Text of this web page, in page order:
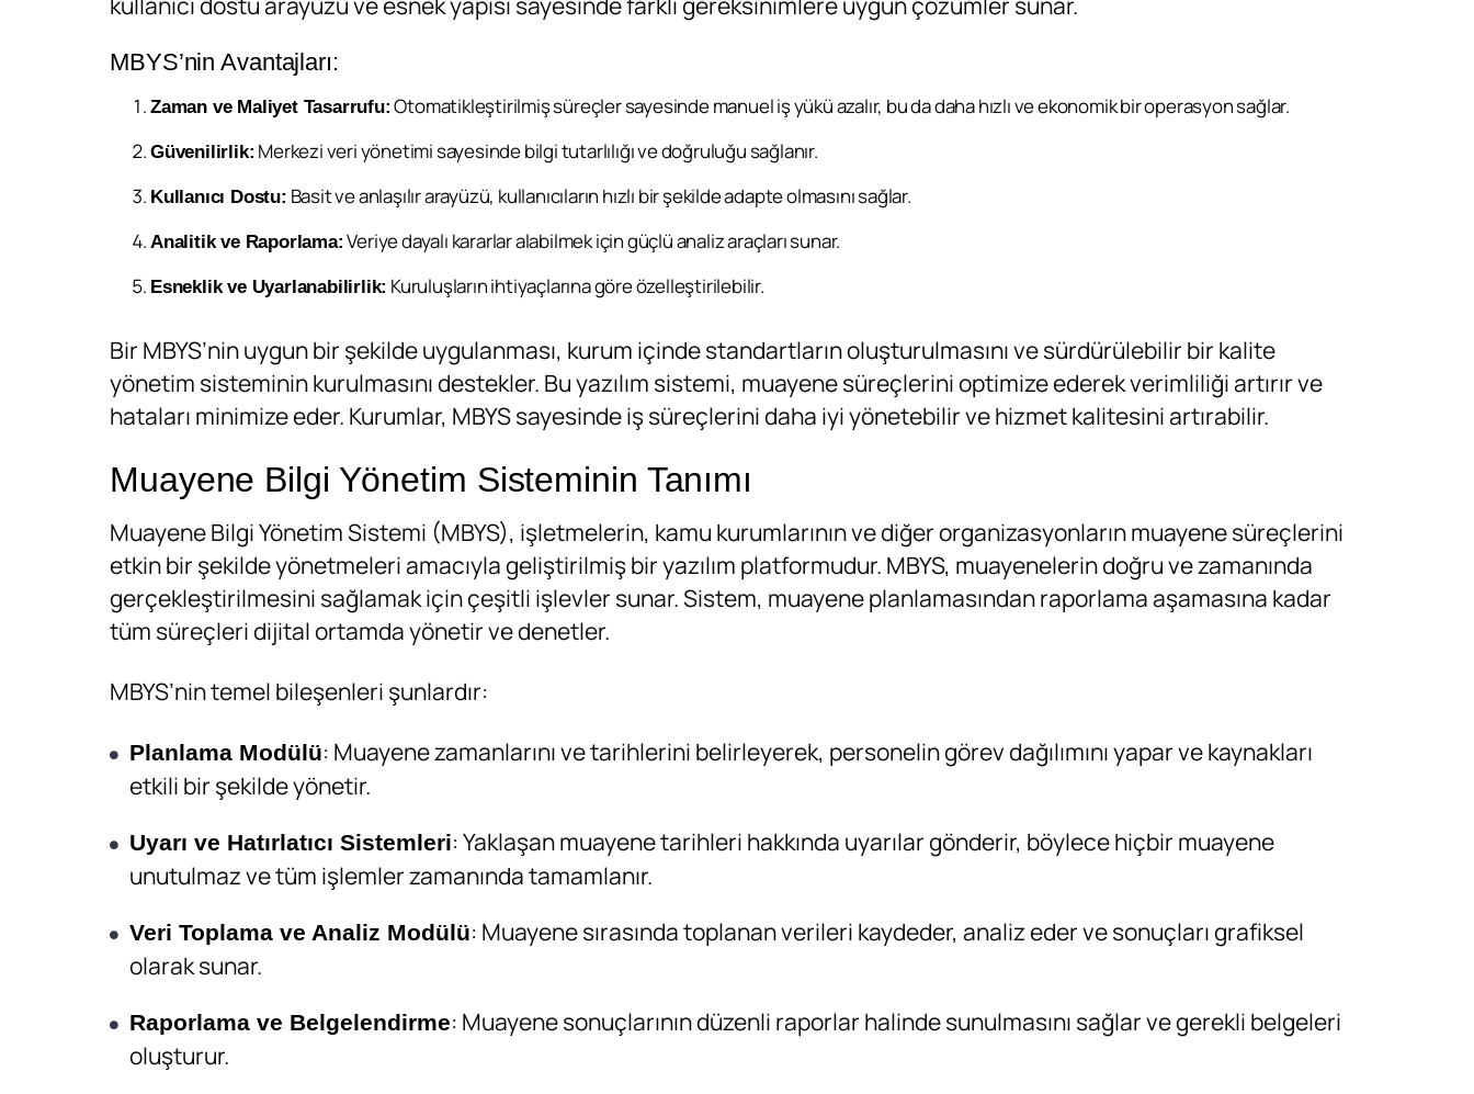
MBYS’nin Avantajları:
Zaman ve Maliyet Tasarrufu: Otomatikleştirilmiş süreçler sayesinde manuel iş yükü azalır, bu da daha hızlı ve ekonomik bir operasyon sağlar.
Güvenilirlik: Merkezi veri yönetimi sayesinde bilgi tutarlılığı ve doğruluğu sağlanır.
Kullanıcı Dostu: Basit ve anlaşılır arayüzü, kullanıcıların hızlı bir şekilde adapte olmasını sağlar.
Analitik ve Raporlama: Veriye dayalı kararlar alabilmek için güçlü analiz araçları sunar.
Esneklik ve Uyarlanabilirlik: Kuruluşların ihtiyaçlarına göre özelleştirilebilir.
Bir MBYS’nin uygun bir şekilde uygulanması, kurum içinde standartların oluşturulmasını ve sürdürülebilir bir kalite
yönetim sisteminin kurulmasını destekler. Bu yazılım sistemi, muayene süreçlerini optimize ederek verimliliği artırır ve
hataları minimize eder. Kurumlar, MBYS sayesinde iş süreçlerini daha iyi yönetebilir ve hizmet kalitesini artırabilir.
Muayene Bilgi Yönetim Sisteminin Tanımı
Muayene Bilgi Yönetim Sistemi (MBYS), işletmelerin, kamu kurumlarının ve diğer organizasyonların muayene süreçlerini
etkin bir şekilde yönetmeleri amacıyla geliştirilmiş bir yazılım platformudur. MBYS, muayenelerin doğru ve zamanında
gerçekleştirilmesini sağlamak için çeşitli işlevler sunar. Sistem, muayene planlamasından raporlama aşamasına kadar
tüm süreçleri dijital ortamda yönetir ve denetler.
MBYS’nin temel bileşenleri şunlardır:
Planlama Modülü: Muayene zamanlarını ve tarihlerini belirleyerek, personelin görev dağılımını yapar ve kaynakları
etkili bir şekilde yönetir.
Uyarı ve Hatırlatıcı Sistemleri: Yaklaşan muayene tarihleri hakkında uyarılar gönderir, böylece hiçbir muayene
unutulmaz ve tüm işlemler zamanında tamamlanır.
Veri Toplama ve Analiz Modülü: Muayene sırasında toplanan verileri kaydeder, analiz eder ve sonuçları grafiksel
olarak sunar.
Raporlama ve Belgelendirme: Muayene sonuçlarının düzenli raporlar halinde sunulmasını sağlar ve gerekli belgeleri
oluşturur.